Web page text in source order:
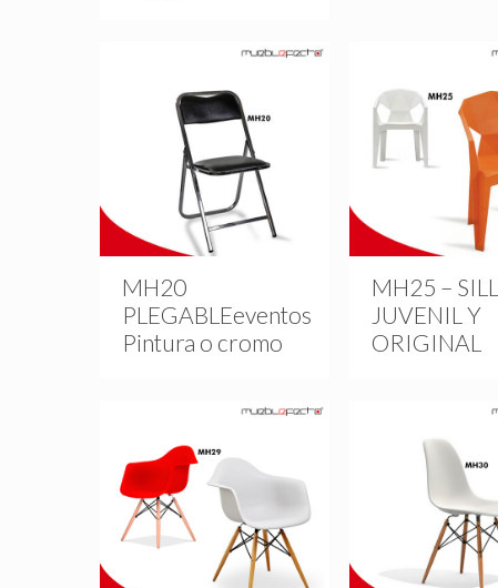
MH20
PLEGABLEeventos
Pintura o cromo
MH25 –
JUVENIL Y
ORIGINAL